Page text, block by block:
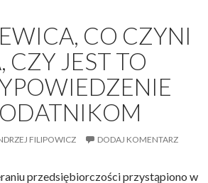
o
l
s
k
ę
n
i
p
e
ń
,
s
CO CZYNI
CZY JEST TO
FILIPOWICZ DODAJ KOMENTARZ
przedsiębiorczości przystąpiono w